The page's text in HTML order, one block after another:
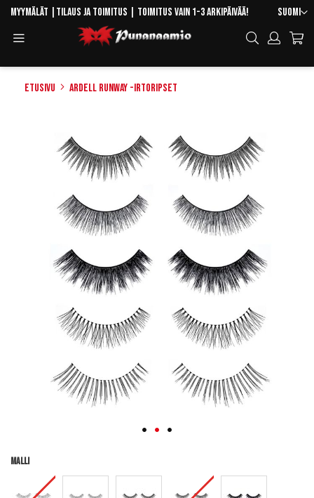
Skip
Content
Kieli
Suomi
Myymälät Tilaus ja toimitus | Toimitus vain 1-3 arkipäivää!
Hae
Etusivu ARDELL Runway -irtoripset
Malli